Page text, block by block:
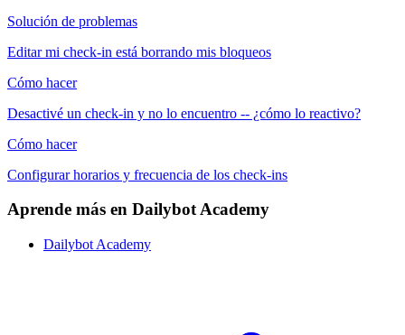
Solución de problemas
Editar mi check-in está borrando mis bloqueos
Cómo hacer
Desactivé un check-in y no lo encuentro -- ¿cómo lo reactivo?
Cómo hacer
Configurar horarios y frecuencia de los check-ins
Aprende más en Dailybot Academy
Dailybot Academy